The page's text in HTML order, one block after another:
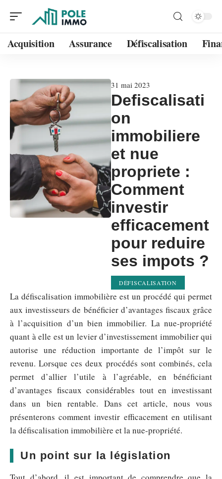
Acquisition Assurance Défiscalisation
31 mai 2023
Defiscalisati
on
immobiliere
et nue
propriete :
Comment
investir
efficacement
pour reduire
ses impots ?
DÉFISCALISATION
La défiscalisation immobilière est un procédé qui permet
aux investisseurs de bénéficier d’avantages fiscaux grâce
à l’acquisition d’un bien immobilier. La nue-propriété
quant à elle est un levier d’investissement immobilier qui
autorise une réduction importante de l’impôt sur le
revenu. Lorsque ces deux procédés sont combinés, cela
permet d’allier l’utile à l’agréable, en bénéficiant
d’avantages fiscaux considérables tout en investissant
dans un bien rentable. Dans cet article, nous vous
présenterons comment investir efficacement en utilisant
la défiscalisation immobilière et la nue-propriété.
Un point sur la législation